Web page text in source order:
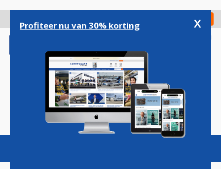
gaan
Check in
Magazine Podcasts Vacatures
Profiteer nu van 30% korting x